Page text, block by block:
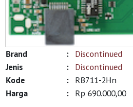
Brand :
Discontinued
Jenis
:
Discontinued
Kode
:
RB711-2Hn
Harga
:
Rp 690.000,00